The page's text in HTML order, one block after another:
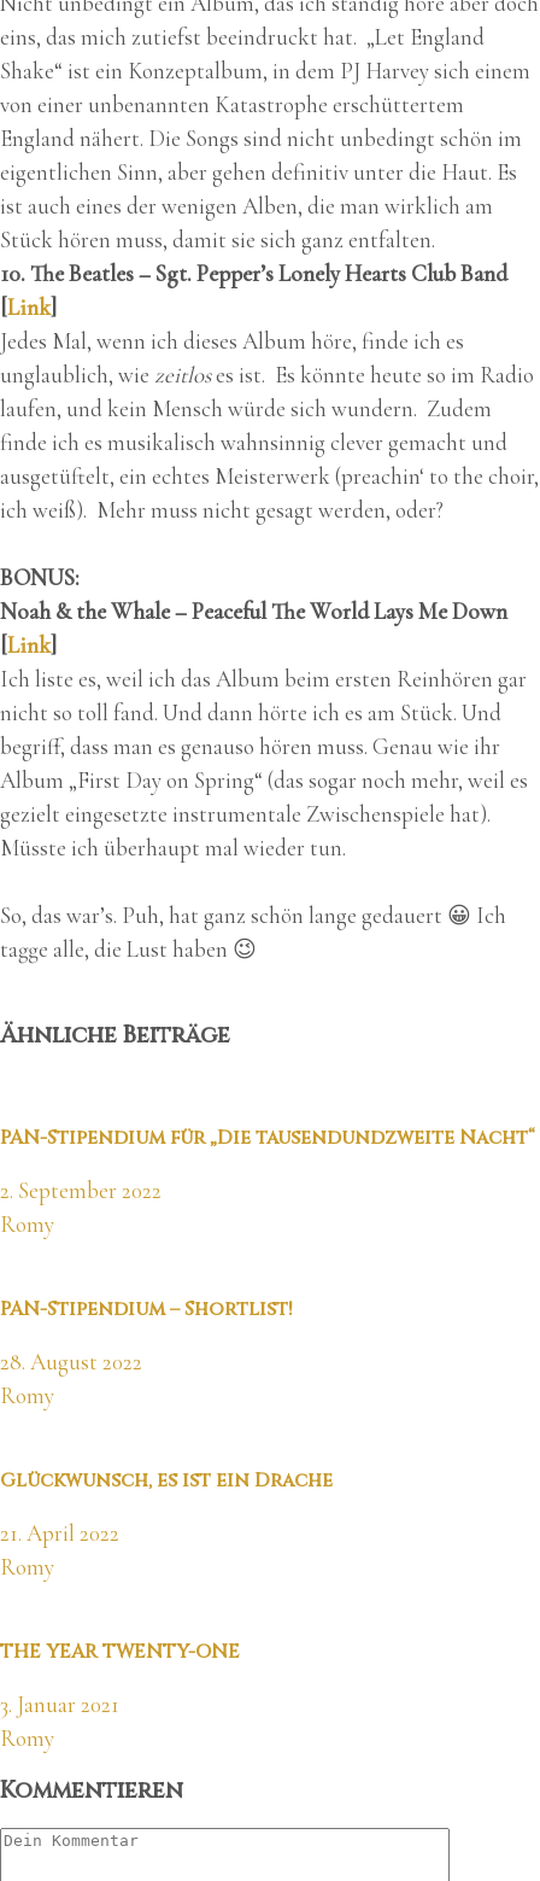
eins, das mich zutiefst beeindruckt hat. „Let England
Shake“ ist ein Konzeptalbum, in dem PJ Harvey sich einem
von einer unbenannten Katastrophe erschüttertem
England nähert. Die Songs sind nicht unbedingt schön im
eigentlichen Sinn, aber gehen definitiv unter die Haut. Es
ist auch eines der wenigen Alben, die man wirklich am
Stück hören muss, damit sie sich ganz entfalten.
10. The Beatles – Sgt. Pepper’s Lonely Hearts Club Band
[Link]
Jedes Mal, wenn ich dieses Album höre, finde ich es
unglaublich, wie zeitloses ist. Es könnte heute so im Radio
laufen, und kein Mensch würde sich wundern. Zudem
finde ich es musikalisch wahnsinnig clever gemacht und
ausgetüftelt, ein echtes Meisterwerk (preachin‘ to the choir,
ich weiß). Mehr muss nicht gesagt werden, oder?
BONUS:
Noah & the Whale – Peaceful The World Lays Me Down
[Link]
Ich liste es, weil ich das Album beim ersten Reinhören gar
nicht so toll fand. Und dann hörte ich es am Stück. Und
begriff, dass man es genauso hören muss. Genau wie ihr
Album „First Day on Spring“ (das sogar noch mehr, weil es
gezielt eingesetzte instrumentale Zwischenspiele hat).
Müsste ich überhaupt mal wieder tun.
So, das war’s. Puh, hat ganz schön lange gedauert 😀 Ich
tagge alle, die Lust haben 😉
Ähnliche Beiträge
PAN-Stipendium für „Die tausendundzweite Nacht“
2. September 2022
Romy
PAN-Stipendium – Shortlist!
28. August 2022
Romy
Glückwunsch, es ist ein Drache
21. April 2022
Romy
THE YEAR TWENTY-ONE
3. Januar 2021
Romy
Kommentieren